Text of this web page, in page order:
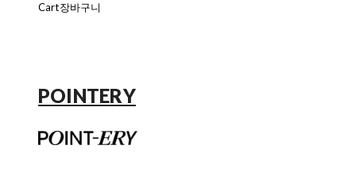
Cart장바구니
POINTERY